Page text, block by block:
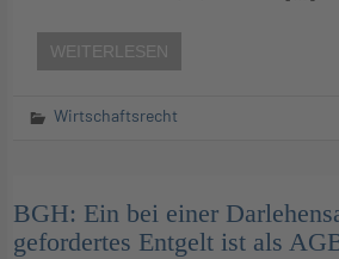
WEITERLESEN
Wirtschaftsrecht
BGH: Ein bei einer
gefordertes Entgelt ist als